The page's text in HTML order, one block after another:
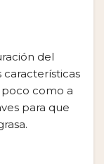
del
características
como a
para que